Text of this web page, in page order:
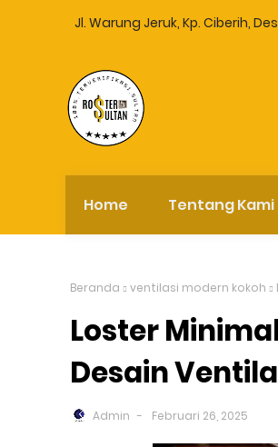
Jl. Warung Jeruk, Kp. Ciberih,
Home Tentang Kami
Beranda ventilasi modern kokoh
Loster
Desain
Admin Februari 26, 2025